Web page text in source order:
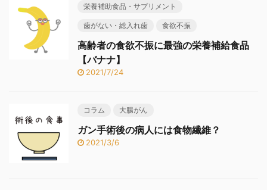
栄養補助食品・サプリメント
歯がない・総入れ歯 食欲不振
高齢者の食欲不振に最強の栄養補給食品
【バナナ】
2021/7/24
コラム 大腸がん
ガン手術後の病人には食物繊維？
2021/3/6